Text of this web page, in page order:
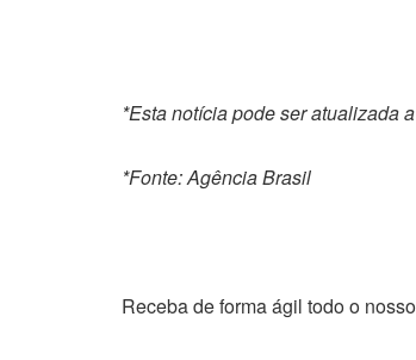
*Esta notícia pode ser atualizada
*Fonte: Agência Brasil
Receba de forma ágil todo o